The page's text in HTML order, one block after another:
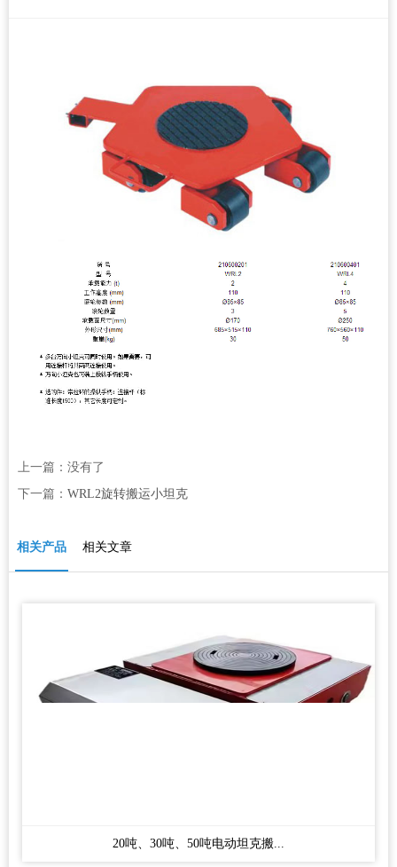
上一篇：没有了
下一篇： WRL2旋转搬运小坦克
相关产品 相关文章
20吨、30吨、50吨电动坦克搬...